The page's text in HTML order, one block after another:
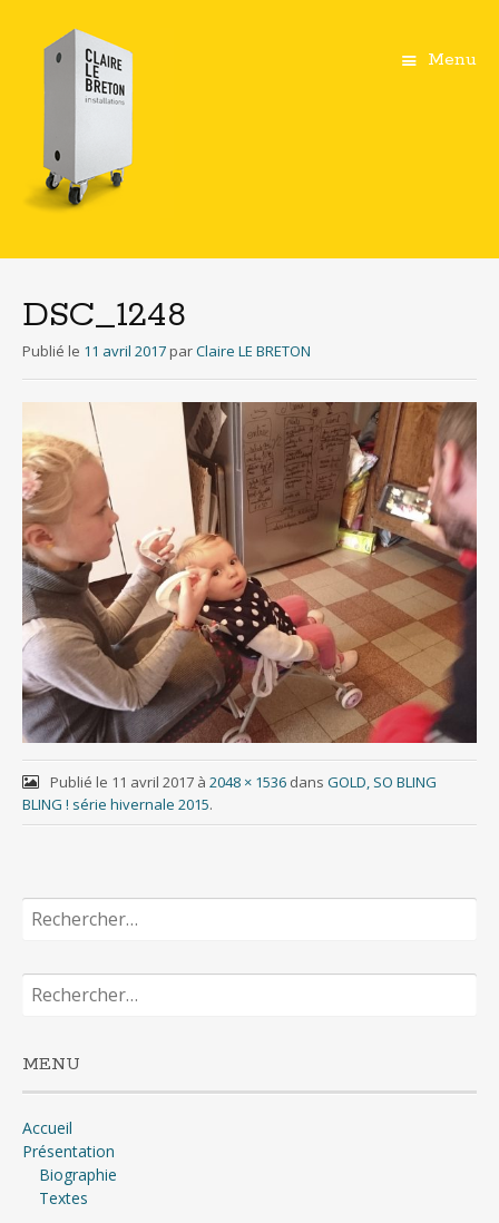
Menu
principal
DSC_1248
Publié le 11 avril 2017 parClaire LE BRETON
Publié le 11 avril 2017à 2048 × 1536dans GOLD, SO BLING
BLING ! série hivernale 2015.
Rechercher :
Rechercher :
MENU
Accueil
Présentation
Biographie
Textes